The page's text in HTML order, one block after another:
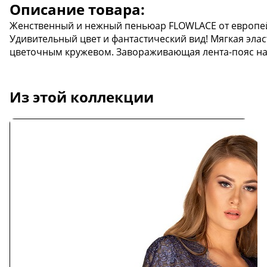
Описание товара:
Женственный и нежный пеньюар FLOWLACE от
Удивительный цвет и фантастический вид! Мягкая
цветочным кружевом. Завораживающая лента-пояс
Из этой коллекции